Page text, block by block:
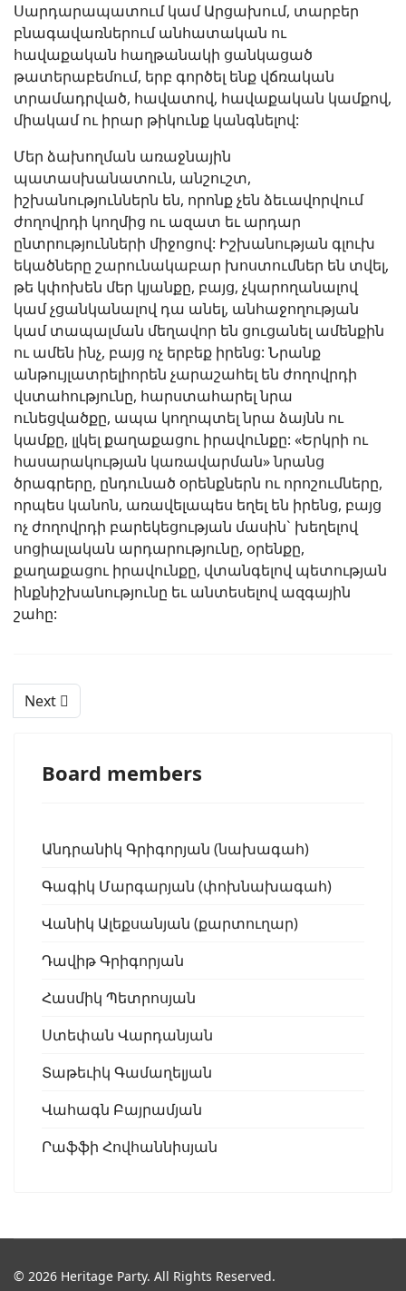
Սարդարապատում կամ Արցախում, տարբեր
բնագավառներում անհատական ու
հավաքական հաղթանակի ցանկացած
թատերաբեմում, երբ գործել ենք վճռական
տրամադրված, հավատով, հավաքական կամքով,
միակամ ու իրար թիկունք կանգնելով:
Մեր ձախողման առաջնային
պատասխանատուն, անշուշտ,
իշխանություններն են, որոնք չեն ձեւավորվում
ժողովրդի կողմից ու ազատ եւ արդար
ընտրությունների միջոցով: Իշխանության գլուխ
եկածները շարունակաբար խոստումներ են տվել,
թե կփոխեն մեր կյանքը, բայց, չկարողանալով
կամ չցանկանալով դա անել, անհաջողության
կամ տապալման մեղավոր են ցուցանել ամենքին
ու ամեն ինչ, բայց ոչ երբեք իրենց: Նրանք
անթույլատրելիորեն չարաշահել են ժողովրդի
վստահությունը, հարստահարել նրա
ունեցվածքը, ապա կողոպտել նրա ձայնն ու
կամքը, լլկել քաղաքացու իրավունքը: «Երկրի ու
հասարակության կառավարման» նրանց
ծրագրերը, ընդունած օրենքներն ու որոշումները,
որպես կանոն, առավելապես եղել են իրենց, բայց
ոչ ժողովրդի բարեկեցության մասին` խեղելով
սոցիալական արդարությունը, օրենքը,
քաղաքացու իրավունքը, վտանգելով պետության
ինքնիշխանությունը եւ անտեսելով ազգային
շահը:
Next
Board members
Անդրանիկ Գրիգորյան (նախագահ)
Գագիկ Մարգարյան (փոխնախագահ)
Վանիկ Ալեքսանյան (քարտուղար)
Դավիթ Գրիգորյան
Հասմիկ Պետրոսյան
Ստեփան Վարդանյան
Տաթեւիկ Գամաղելյան
Վահագն Բայրամյան
Րաֆֆի Հովհաննիսյան
© 2026 Heritage Party. All Rights Reserved.